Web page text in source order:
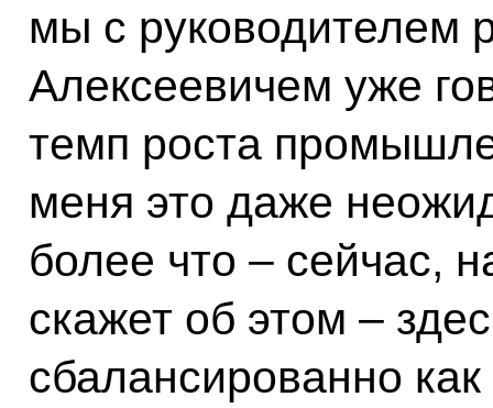
мы с руководителем
Алексеевичем уже
темп роста
меня это даже
более что – сейчас,
скажет об этом –
сбалансированно